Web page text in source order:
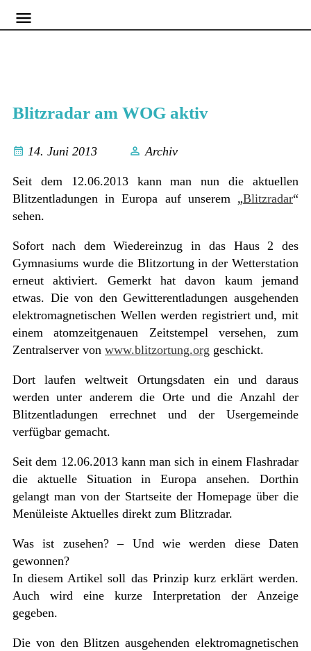
Blitzradar am WOG aktiv
14. Juni 2013 Archiv
Seit dem 12.06.2013 kann man nun die aktuellen
Blitzentladungen in Europa auf unserem „Blitzradar“
sehen.
Sofort nach dem Wiedereinzug in das Haus 2 des
Gymnasiums wurde die Blitzortung in der Wetterstation
erneut aktiviert. Gemerkt hat davon kaum jemand
etwas. Die von den Gewitterentladungen ausgehenden
elektromagnetischen Wellen werden registriert und, mit
einem atomzeitgenauen Zeitstempel versehen, zum
Zentralserver von www.blitzortung.org geschickt.
Dort laufen weltweit Ortungsdaten ein und daraus
werden unter anderem die Orte und die Anzahl der
Blitzentladungen errechnet und der Usergemeinde
verfügbar gemacht.
Seit dem 12.06.2013 kann man sich in einem Flashradar
die aktuelle Situation in Europa ansehen. Dorthin
gelangt man von der Startseite der Homepage über die
Menüleiste Aktuelles direkt zum Blitzradar.
Was ist zusehen? – Und wie werden diese Daten
gewonnen?
In diesem Artikel soll das Prinzip kurz erklärt werden.
Auch wird eine kurze Interpretation der Anzeige
gegeben.
Die von den Blitzen ausgehenden elektromagnetischen